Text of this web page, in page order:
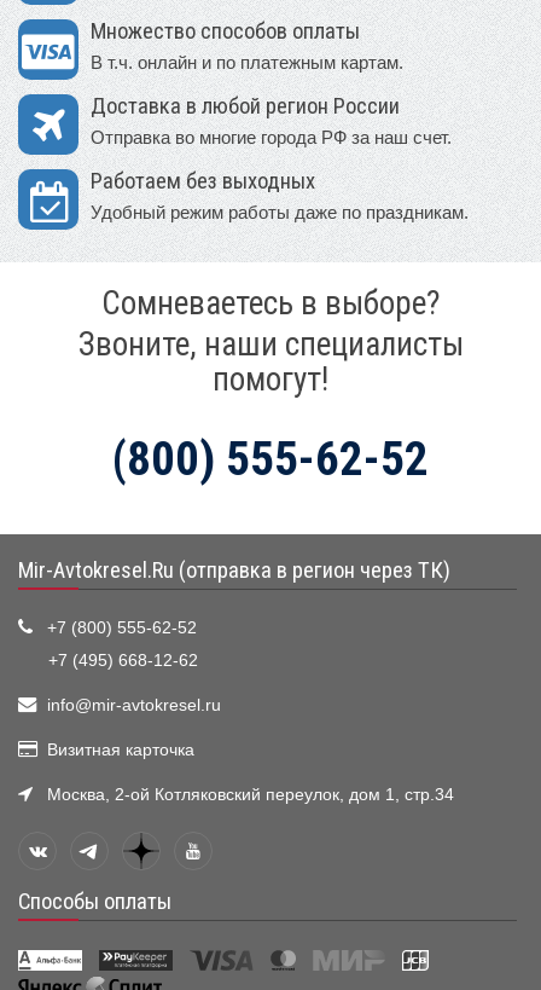
Множество способов оплаты
В т.ч. онлайн и по платежным картам.
Доставка в любой регион России
Отправка во многие города РФ за наш счет.
Работаем без выходных
Удобный режим работы даже по праздникам.
Сомневаетесь в выборе?
Звоните, наши специалисты
помогут!
(800) 555-62-52
Mir-Avtokresel.Ru (отправка в регион через ТК)
+7 (800) 555-62-52
+7 (495) 668-12-62
info@mir-avtokresel.ru
Визитная карточка
Москва, 2-ой Котляковский переулок, дом 1, стр.34
Способы оплаты